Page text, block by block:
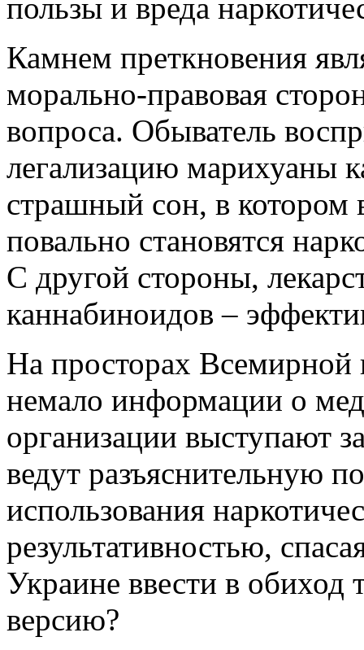
пользы и вреда
Камнем преткновения
морально-правовая
вопроса. Обыватель
легализацию марихуаны
страшный сон, в котором
повально становятся
С другой стороны,
каннабиноидов –
На просторах
немало информации о
организации выступают
ведут разъяснительную
использования
результативностью,
Украине ввести в
версию?